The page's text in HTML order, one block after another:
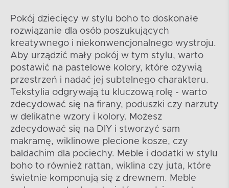
Pokój dziecięcy w stylu boho to doskonałe
rozwiązanie dla osób poszukujących
kreatywnego i niekonwencjonalnego wystroju.
Aby urządzić mały pokój w tym stylu, warto
postawić na pastelowe kolory, które ożywią
przestrzeń i nadać jej subtelnego charakteru.
Tekstylia odgrywają tu kluczową rolę - warto
zdecydować się na firany, poduszki czy narzuty
w delikatne wzory i kolory. Możesz
zdecydować się na DIY i stworzyć sam
makramę, wiklinowe plecione kosze, czy
baldachim dla pociechy. Meble i dodatki w stylu
boho to również rattan, wiklina czy juta, które
świetnie komponują się z drewnem. Meble